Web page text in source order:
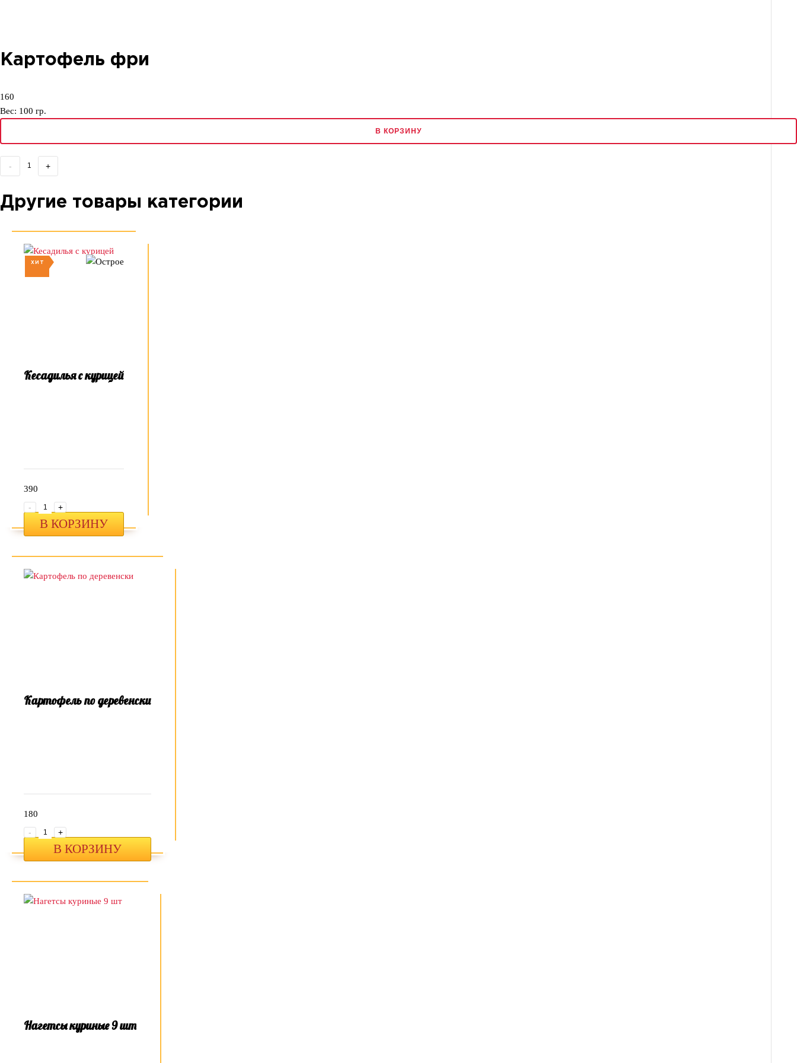
Картофель фри
160
Вес: 100 гр.
В КОРЗИНУ
- +
Другие товары категории
ХИТ
Кесадилья с курицей
390
-
+
В КОРЗИНУ
Картофель по деревенски
180
-
+
В КОРЗИНУ
Нагетсы куриные 9 шт